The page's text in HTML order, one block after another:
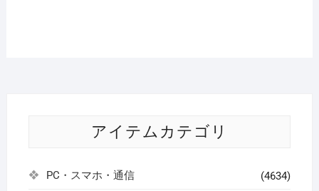
アイテムカテゴリ
PC・スマホ・通信 (4634)